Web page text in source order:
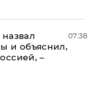
и объяснил,
–
07:38